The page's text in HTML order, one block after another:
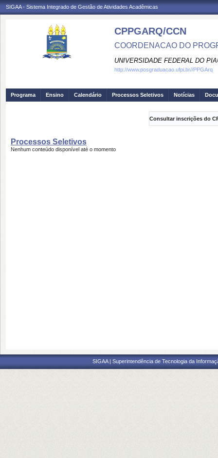
SIGAA - Sistema Integrado de Gestão de Atividades Acadêmicas
CPPGARQ/CCN
COORDENACAO DO
UNIVERSIDADE FEDERAL DO
http://www.posgraduacao.ufpi.br//PPGArq
Programa Ensino Calendário Processos Seletivos Notícias
Consultar inscrições do
Processos Seletivos
Nenhum conteúdo disponível até o momento
SIGAA | Superintendência de Tecnologia da